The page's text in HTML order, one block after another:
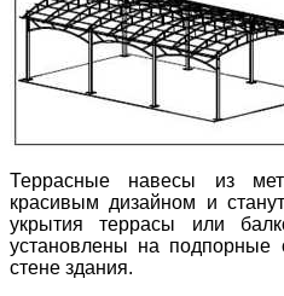
Террасные навесы из
красивым дизайном и
укрытия террасы или
установлены на подпорные
стене здания.